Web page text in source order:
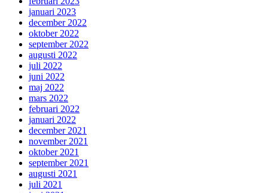
januari 2023
december 2022
oktober 2022
september 2022
augusti 2022
juli 2022
juni 2022
maj 2022
mars 2022
februari 2022
januari 2022
december 2021
november 2021
oktober 2021
september 2021
augusti 2021
juli 2021